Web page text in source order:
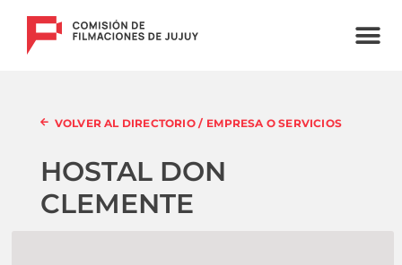
VOLVER AL DIRECTORIO / EMPRESA O SERVICIOS
HOSTAL DON
CLEMENTE